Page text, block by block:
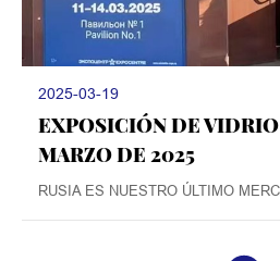
2025-03-19
EXPOSICIÓN DE
MARZO DE 2025
​RUSIA ES NUESTRO ÚLTIMO